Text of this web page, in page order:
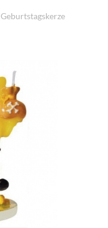
Geburtstagskerze